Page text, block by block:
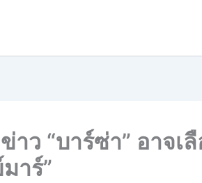
าว “บาร์ซ่า” อาจเ
าร์”